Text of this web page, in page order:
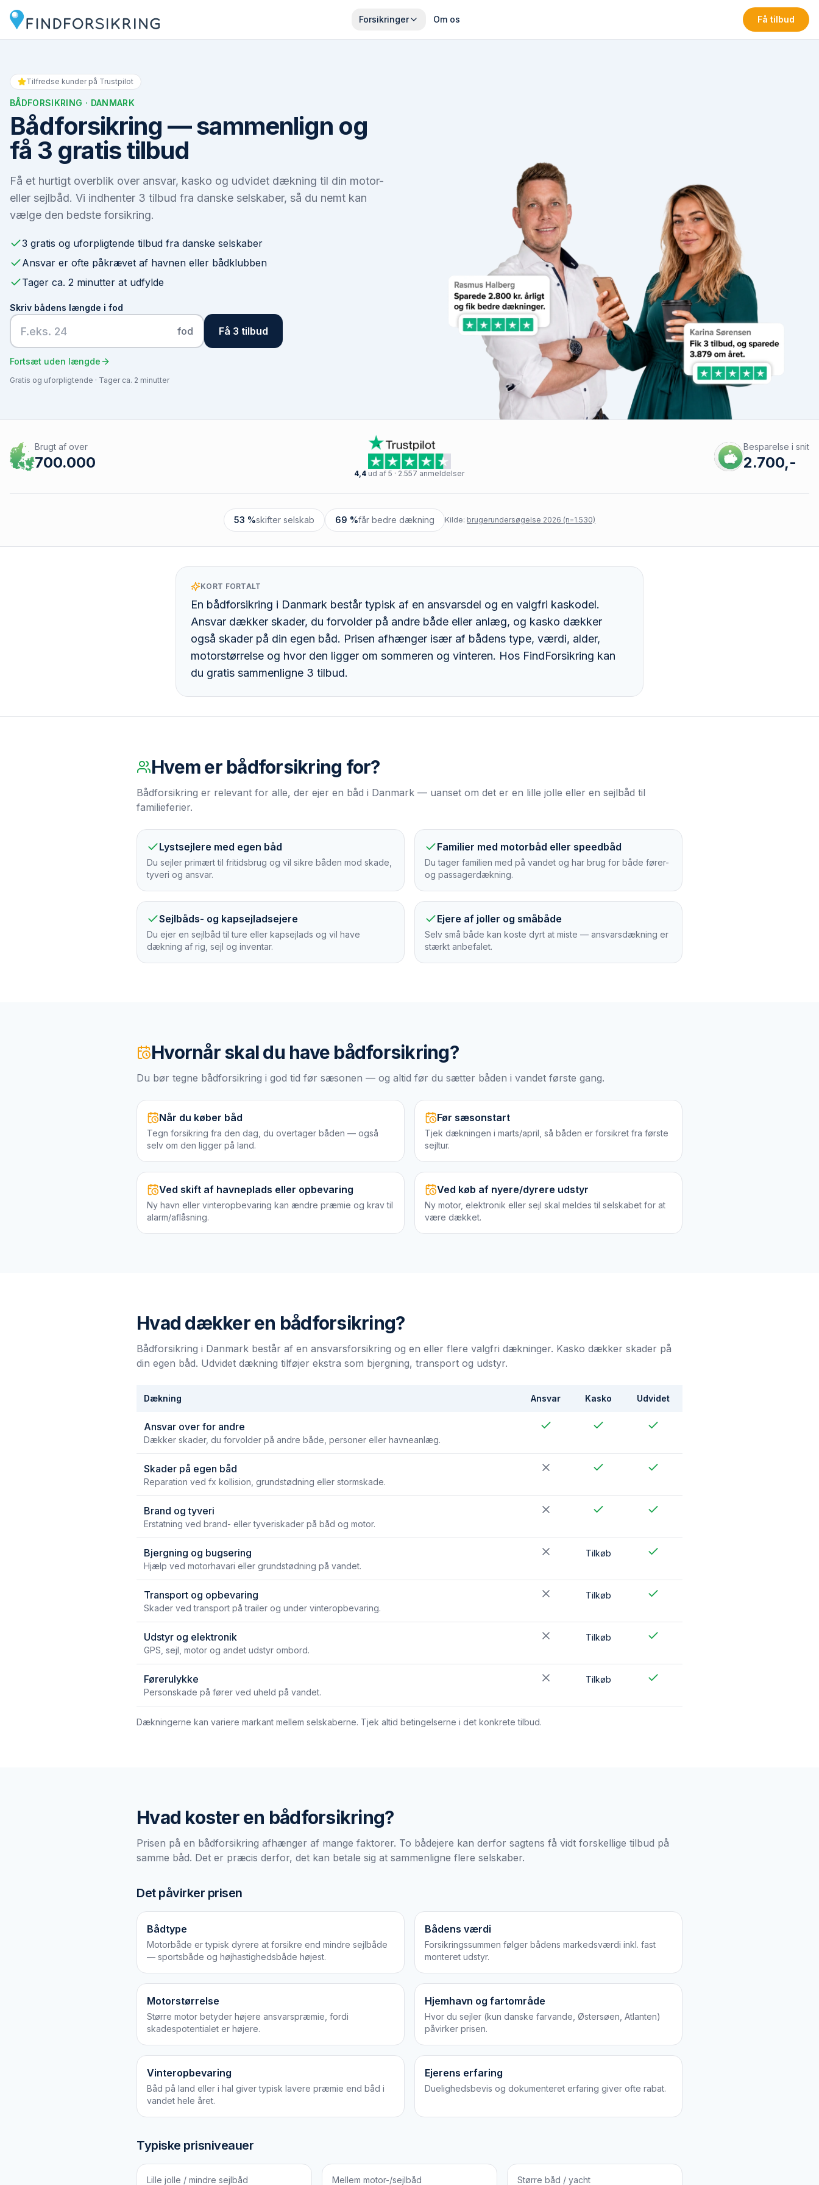
Forsikringer Om os Få tilbud
Tilfredse kunder på Trustpilot
BÅDFORSIKRING · DANMARK
Bådforsikring — sammenlign og
få 3 gratis tilbud
Få et hurtigt overblik over ansvar, kasko og udvidet dækning til din motor-
eller sejlbåd. Vi indhenter 3 tilbud fra danske selskaber, så du nemt kan
vælge den bedste forsikring.
3 gratis og uforpligtende tilbud fra danske selskaber
Ansvar er ofte påkrævet af havnen eller bådklubben
Tager ca. 2 minutter at udfylde
Skriv bådens længde i fod
fod Få 3 tilbud
Fortsæt uden længde
Gratis og uforpligtende · Tager ca. 2 minutter
Brugt af over
700.000
4,4 ud af 5 · 2.557 anmeldelser
Besparelse i snit
2.700,-
53 %skifter selskab 69 %får bedre dækning Kilde: brugerundersøgelse 2026 (n=1.530)
KORT FORTALT
En bådforsikring i Danmark består typisk af en ansvarsdel og en valgfri kaskodel.
Ansvar dækker skader, du forvolder på andre både eller anlæg, og kasko dækker
også skader på din egen båd. Prisen afhænger især af bådens type, værdi, alder,
motorstørrelse og hvor den ligger om sommeren og vinteren. Hos FindForsikring kan
du gratis sammenligne 3 tilbud.
Hvem er bådforsikring for?
Bådforsikring er relevant for alle, der ejer en båd i Danmark — uanset om det er en lille jolle eller en sejlbåd til
familieferier.
Lystsejlere med egen båd
Du sejler primært til fritidsbrug og vil sikre båden mod skade,
tyveri og ansvar.
Familier med motorbåd eller speedbåd
Du tager familien med på vandet og har brug for både fører-
og passagerdækning.
Sejlbåds- og kapsejladsejere
Du ejer en sejlbåd til ture eller kapsejlads og vil have
dækning af rig, sejl og inventar.
Ejere af joller og småbåde
Selv små både kan koste dyrt at miste — ansvarsdækning er
stærkt anbefalet.
Hvornår skal du have bådforsikring?
Du bør tegne bådforsikring i god tid før sæsonen — og altid før du sætter båden i vandet første gang.
Når du køber båd
Tegn forsikring fra den dag, du overtager båden — også
selv om den ligger på land.
Før sæsonstart
Tjek dækningen i marts/april, så båden er forsikret fra første
sejltur.
Ved skift af havneplads eller opbevaring
Ny havn eller vinteropbevaring kan ændre præmie og krav til
alarm/aflåsning.
Ved køb af nyere/dyrere udstyr
Ny motor, elektronik eller sejl skal meldes til selskabet for at
være dækket.
Hvad dækker en bådforsikring?
Bådforsikring i Danmark består af en ansvarsforsikring og en eller flere valgfri dækninger. Kasko dækker skader på
din egen båd. Udvidet dækning tilføjer ekstra som bjergning, transport og udstyr.
Dækning Ansvar Kasko Udvidet
Ansvar over for andre
Dækker skader, du forvolder på andre både, personer eller havneanlæg.
Skader på egen båd
Reparation ved fx kollision, grundstødning eller stormskade.
Brand og tyveri
Erstatning ved brand- eller tyveriskader på båd og motor.
Bjergning og bugsering
Hjælp ved motorhavari eller grundstødning på vandet.
Tilkøb
Transport og opbevaring
Skader ved transport på trailer og under vinteropbevaring.
Tilkøb
Udstyr og elektronik
GPS, sejl, motor og andet udstyr ombord.
Tilkøb
Førerulykke
Personskade på fører ved uheld på vandet.
Tilkøb
Dækningerne kan variere markant mellem selskaberne. Tjek altid betingelserne i det konkrete tilbud.
Hvad koster en bådforsikring?
Prisen på en bådforsikring afhænger af mange faktorer. To bådejere kan derfor sagtens få vidt forskellige tilbud på
samme båd. Det er præcis derfor, det kan betale sig at sammenligne flere selskaber.
Det påvirker prisen
Bådtype
Motorbåde er typisk dyrere at forsikre end mindre sejlbåde
— sportsbåde og højhastighedsbåde højest.
Bådens værdi
Forsikringssummen følger bådens markedsværdi inkl. fast
monteret udstyr.
Motorstørrelse
Større motor betyder højere ansvarspræmie, fordi
skadespotentialet er højere.
Hjemhavn og fartområde
Hvor du sejler (kun danske farvande, Østersøen, Atlanten)
påvirker prisen.
Vinteropbevaring
Båd på land eller i hal giver typisk lavere præmie end båd i
vandet hele året.
Ejerens erfaring
Duelighedsbevis og dokumenteret erfaring giver ofte rabat.
Typiske prisniveauer
Lille jolle / mindre sejlbåd Mellem motor-/sejlbåd Større båd / yacht